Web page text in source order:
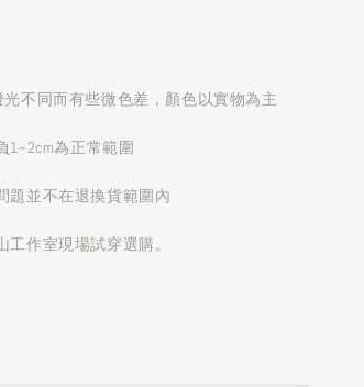
不同而有些微色差，顏色以實物為主
1~2cm為正常範圍
題並不在退換貨範圍內
作室現場試穿選購。